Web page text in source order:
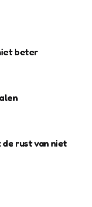
beter
de rust van niet